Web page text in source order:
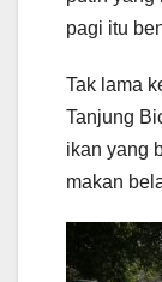
pagi itu
Tak lama
Tanjung
ikan yang
makan